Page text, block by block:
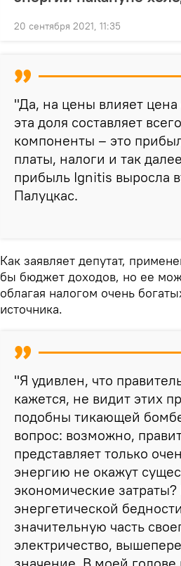
20 сентября 2021, 11:35
"Да, на цены влияет
эта доля составляет
компоненты – это
платы, налоги и так
прибыль Ignitis выросла
Палуцкас.
Как заявляет депутат,
бы бюджет доходов, но ее
облагая налогом очень
источника.
"Я удивлен, что
кажется, не видит этих
подобны тикающей
вопрос: возможно,
представляет только
энергию не окажут
экономические
энергетической
значительную часть
электричество,
значение. В моей голове